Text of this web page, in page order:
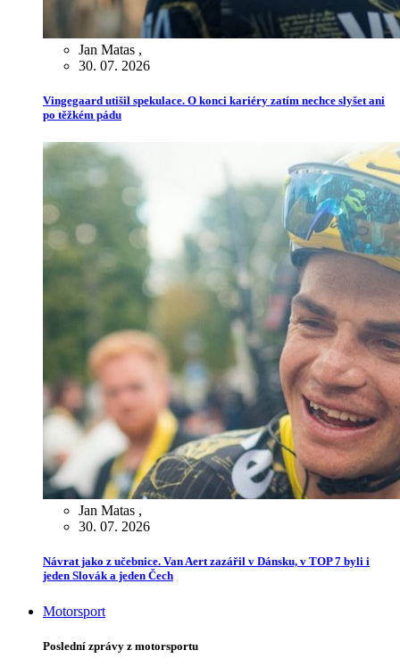
Jan Matas ,
30. 07. 2026
Vingegaard utišil spekulace. O konci kariéry zatím nechce slyšet ani
po těžkém pádu
Jan Matas ,
30. 07. 2026
Návrat jako z učebnice. Van Aert zazářil v Dánsku, v TOP 7 byli i
jeden Slovák a jeden Čech
Motorsport
Poslední zprávy z motorsportu